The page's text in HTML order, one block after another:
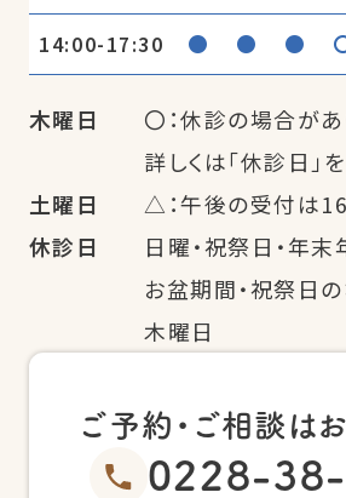
14:00-17:30 ● ● ●
木曜日
〇：休診の場合があ
詳しくは「休診日」
土曜日
△：午後の受付は
休診日
日曜・祝祭日・年末
お盆期間・祝祭日
木曜日
ご予約・ご相談は
0228-